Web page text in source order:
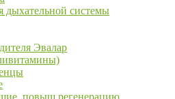
дыхательной системы
Эвалар